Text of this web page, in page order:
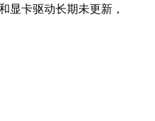
显卡驱动长期未更新，